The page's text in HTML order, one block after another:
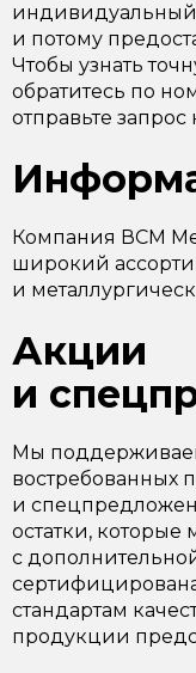
и потому
Чтобы узнать
обратитесь по
отправьте
Компания ВСМ
широкий
и
Акции
и
Мы
востребованных
и
остатки,
с
стандартам
продукции